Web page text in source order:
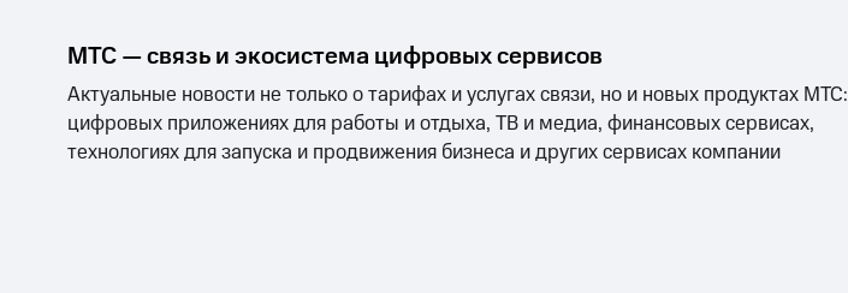
МТС — связь и экосистема цифровых сервисов
Актуальные новости не только о тарифах и услугах связи, но и новых продуктах МТС:
цифровых приложениях для работы и отдыха, ТВ и медиа, финансовых сервисах,
технологиях для запуска и продвижения бизнеса и других сервисах компании